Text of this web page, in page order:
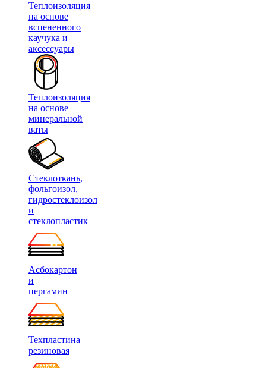
Теплоизоляция
на основе
вспененного
каучука и
аксессуары
Теплоизоляция
на основе
минеральной
ваты
Стеклоткань,
фольгоизол,
гидростеклоизол
и
стеклопластик
Асбокартон
и
пергамин
Техпластина
резиновая